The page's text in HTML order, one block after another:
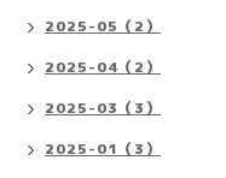
2025-05（2）
2025-04（2）
2025-03（3）
2025-01（3）